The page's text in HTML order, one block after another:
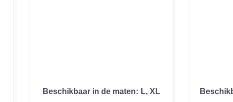
Beschikbaar in de maten: L,XL